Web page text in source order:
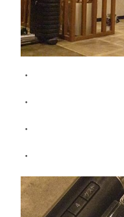
・
・
・
・